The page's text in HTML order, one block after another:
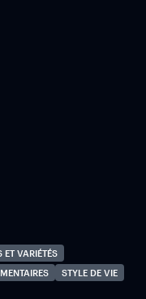
ET VARIÉTÉS
STYLE DE VIE